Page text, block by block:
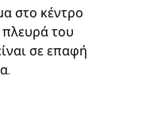
στο κέντρο
του
σε επαφή